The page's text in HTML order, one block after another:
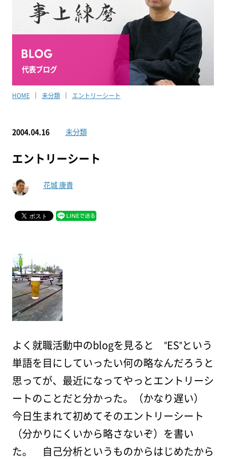
代表ブログ
HOME 未分類 エントリーシート
2004.04.16 未分類
エントリーシート
花城 康貴
よく就職活動中のblogを見ると "ES"という
単語を目にしていったい何の略なんだろうと
思ってが、最近になってやっとエントリーシ
ートのことだと分かった。（かなり遅い）
今日生まれて初めてそのエントリーシート
（分かりにくいから略さないぞ）を書い
た。 自己分析というものからはじめたから